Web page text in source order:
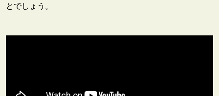
とでしょう。